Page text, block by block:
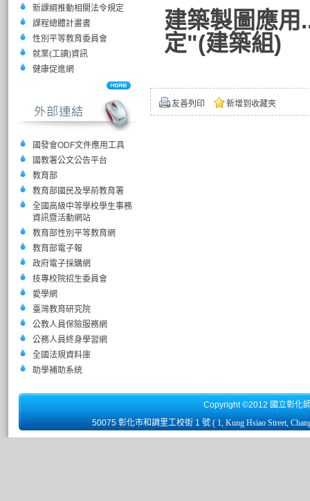
新課綱推動相關法令規定
課程總體計畫書
性別平等教育委員會
就業(工讀)資訊
健康促進網
國發會ODF文件應用工具
國教署公文公告平台
教育部
教育部國民及學前教育署
全國高級中等學校學生事務
資訊暨活動網站
教育部性別平等教育網
教育部電子報
政府電子採購網
技專校院招生委員會
愛學網
臺灣教育研究院
公教人員保險服務網
公務人員終身學習網
全國法規資料庫
助學補助系統
建築製圖應
定"(建築組)
友善列印 新增到收藏夾
Copyright ©2012 國立彰化
50075 彰化市和調里工校街 1 號 ( 1, Kung Hsiao Street,